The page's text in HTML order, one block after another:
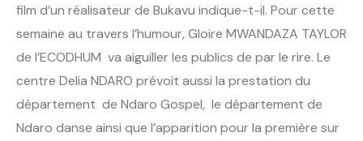
film d’un réalisateur de Bukavu indique-t-il. Pour cette
semaine au travers l’humour, Gloire MWANDAZA TAYLOR
de l’ECODHUM va aiguiller les publics de par le rire. Le
centre Delia NDARO prévoit aussi la prestation du
département de Ndaro Gospel, le département de
Ndaro danse ainsi que l’apparition pour la première sur